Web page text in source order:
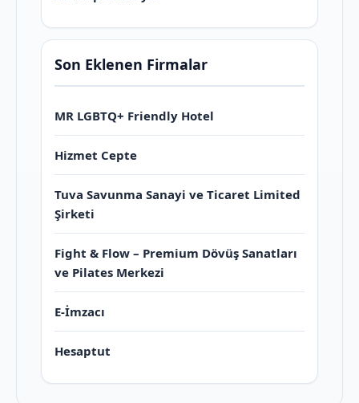
Son Eklenen Firmalar
MR LGBTQ+ Friendly Hotel
Hizmet Cepte
Tuva Savunma Sanayi ve Ticaret Limited
Şirketi
Fight & Flow – Premium Dövüş Sanatları
ve Pilates Merkezi
E-İmzacı
Hesaptut